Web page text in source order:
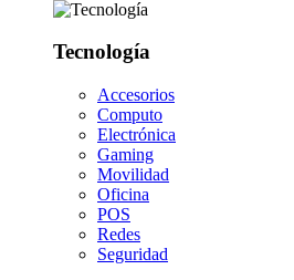
Tecnología
Accesorios
Computo
Electrónica
Gaming
Movilidad
Oficina
POS
Redes
Seguridad